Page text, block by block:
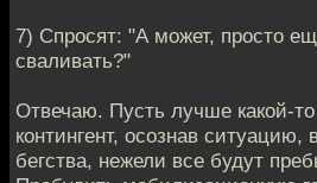
7) Спросят: "А может, просто
сваливать?"
Отвечаю. Пусть лучше какой-
контингент, осознав ситуацию,
бегства, нежели все будут